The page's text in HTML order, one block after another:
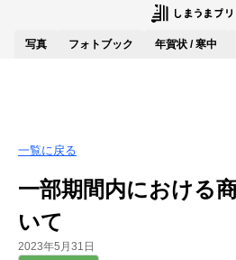
写真 フォトブック 年賀状 / 寒中
一覧に戻る
一部期間内における
いて
2023年5月31日